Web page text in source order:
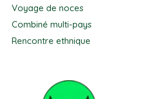
Voyage de noces
Combiné multi-pays
Rencontre ethnique